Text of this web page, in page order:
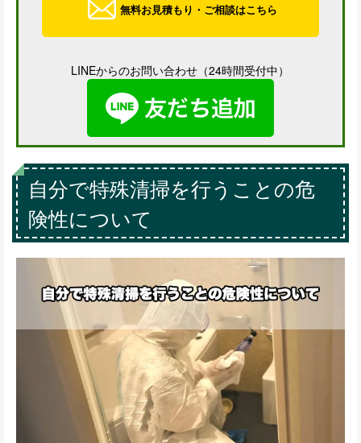
無料お見積もり・ご相談はこちら
LINEからのお問い合わせ（24時間受付中）
自分で特殊清掃を行うことの危
険性について